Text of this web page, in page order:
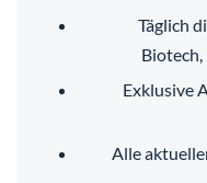
Täglich
Exklusive
Alle